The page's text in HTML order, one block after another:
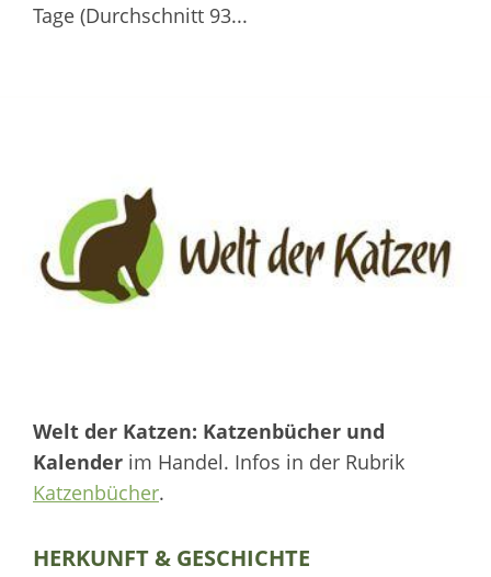
Tage (Durchschnitt 93...
Welt der Katzen: Katzenbücher und
Kalender im Handel. Infos in der Rubrik
Katzenbücher.
HERKUNFT & GESCHICHTE